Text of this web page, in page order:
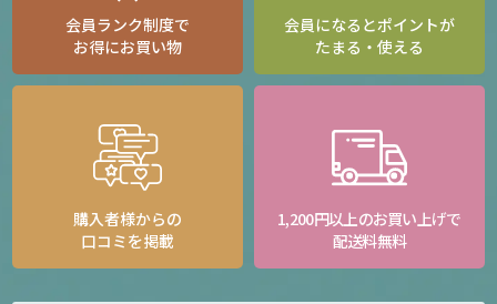
会員ランク制度で
お得にお買い物
会員になるとポイントが
たまる・使える
購入者様からの
口コミを掲載
1,200円以上のお買い上げで
配送料無料